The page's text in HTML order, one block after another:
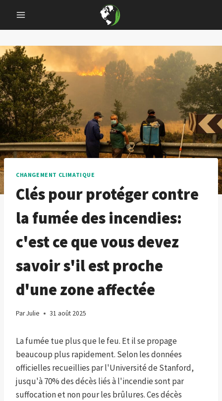
content
CHANGEMENT CLIMATIQUE
Clés pour protéger contre
la fumée des incendies:
c'est ce que vous devez
savoir s'il est proche
d'une zone affectée
ParJulie 31 août 2025
La fumée tue plus que le feu. Et il se propage
beaucoup plus rapidement. Selon les données
officielles recueillies par l'Université de Stanford,
jusqu'à 70% des décès liés à l'incendie sont par
suffocation et non pour les brûlures. Ces décès